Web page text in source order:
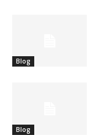
Blog
Blog